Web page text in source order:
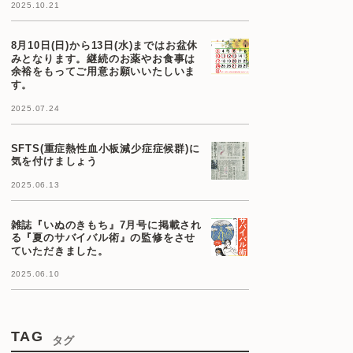
2025.10.21
8月10日(日)から13日(水)まではお盆休
みとなります。継続のお薬やお食事は
余裕をもってご用意お願いいたしいま
す。
2025.07.24
SFTS(重症熱性血小板減少症症候群)に
気を付けましょう
2025.06.13
雑誌『いぬのきもち』7月号に掲載され
る『夏のサバイバル術』の監修をさせ
ていただきました。
2025.06.10
TAG タグ